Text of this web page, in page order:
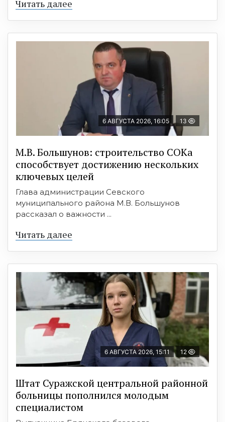
Читать далее
6 АВГУСТА 2026, 16:05 13
М.В. Большунов: строительство СОКа
способствует достижению нескольких
ключевых целей
Глава администрации Севского
муниципального района М.В. Большунов
рассказал о важности ...
Читать далее
6 АВГУСТА 2026, 15:11 12
Штат Суражской центральной районной
больницы пополнился молодым
специалистом